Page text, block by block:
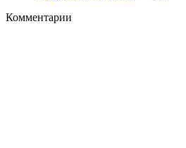
Комментарии